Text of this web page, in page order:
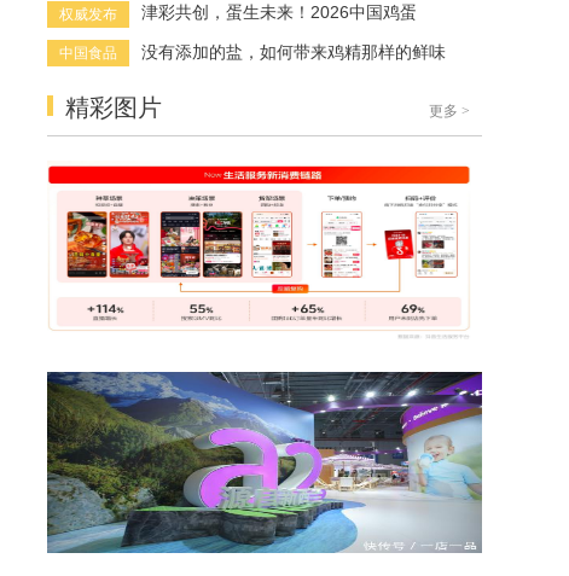
前厅主管王会霞参与指导，将当年...
权威发布 津彩共创，蛋生未来！2026中国鸡蛋
中国食品 没有添加的盐，如何带来鸡精那样的鲜味
精彩图片 更多 >